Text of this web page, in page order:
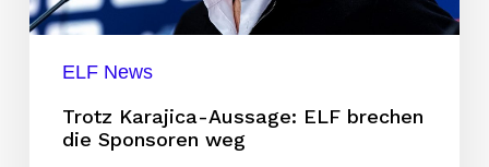
weg
ELF News
Trotz Karajica-Aussage: ELF brechen
die Sponsoren weg